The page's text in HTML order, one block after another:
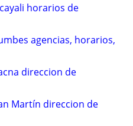
horarios de
agencias, horarios,
direccion de
Martín direccion de